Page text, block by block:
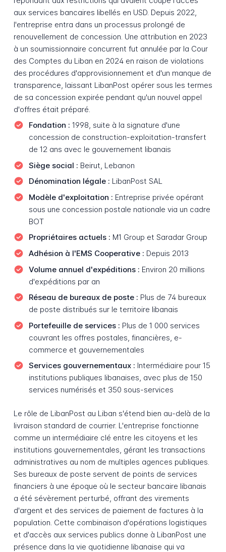
aux services bancaires libellés en USD. Depuis 2022,
l'entreprise entra dans un processus prolongé de
renouvellement de concession. Une attribution en 2023
à un soumissionnaire concurrent fut annulée par la Cour
des Comptes du Liban en 2024 en raison de violations
des procédures d'approvisionnement et d'un manque de
transparence, laissant LibanPost opérer sous les termes
de sa concession expirée pendant qu'un nouvel appel
d'offres était préparé.
Fondation : 1998, suite à la signature d'une
concession de construction-exploitation-transfert
de 12 ans avec le gouvernement libanais
Siège social : Beirut, Lebanon
Dénomination légale : LibanPost SAL
Modèle d'exploitation : Entreprise privée opérant
sous une concession postale nationale via un cadre
BOT
Propriétaires actuels : M1 Group et Saradar Group
Adhésion à l'EMS Cooperative : Depuis 2013
Volume annuel d'expéditions : Environ 20 millions
d'expéditions par an
Réseau de bureaux de poste : Plus de 74 bureaux
de poste distribués sur le territoire libanais
Portefeuille de services : Plus de 1 000 services
couvrant les offres postales, financières, e-
commerce et gouvernementales
Services gouvernementaux : Intermédiaire pour 15
institutions publiques libanaises, avec plus de 150
services numérisés et 350 sous-services
Le rôle de LibanPost au Liban s'étend bien au-delà de la
livraison standard de courrier. L'entreprise fonctionne
comme un intermédiaire clé entre les citoyens et les
institutions gouvernementales, gérant les transactions
administratives au nom de multiples agences publiques.
Ses bureaux de poste servent de points de services
financiers à une époque où le secteur bancaire libanais
a été sévèrement perturbé, offrant des virements
d'argent et des services de paiement de factures à la
population. Cette combinaison d'opérations logistiques
et d'accès aux services publics donne à LibanPost une
présence dans la vie quotidienne libanaise qui va